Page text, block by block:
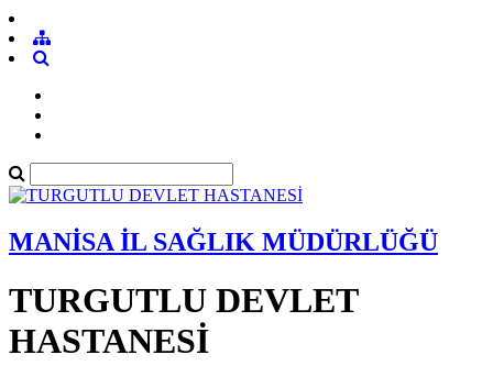
MANİSA İL SAĞLIK MÜDÜRLÜĞÜ
TURGUTLU DEVLET
HASTANESİ